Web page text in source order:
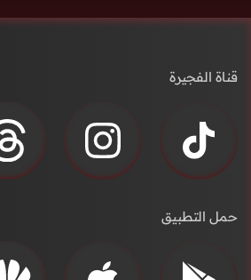
قناة الفجيرة
حمل التطبيق